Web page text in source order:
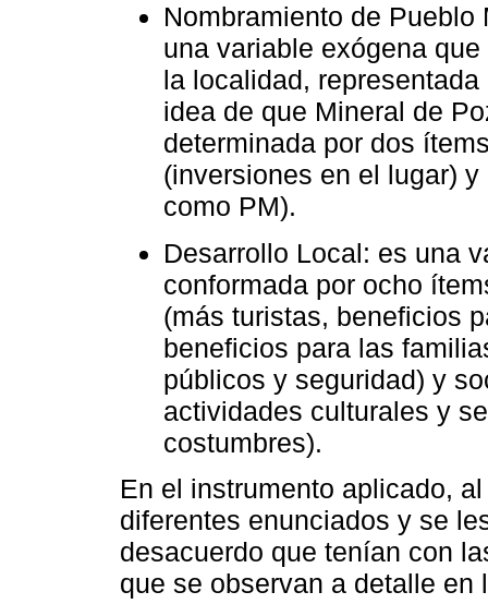
Nombramiento de
una variable exógena
la localidad,
idea de que Mineral de
determinada por dos
(inversiones en el lugar)
como PM).
Desarrollo Local: es una
conformada por ocho
(más turistas, beneficios
beneficios para las
públicos y seguridad) y
actividades culturales y
costumbres).
En el instrumento aplicado,
diferentes enunciados y se
desacuerdo que tenían con
que se observan a detalle en